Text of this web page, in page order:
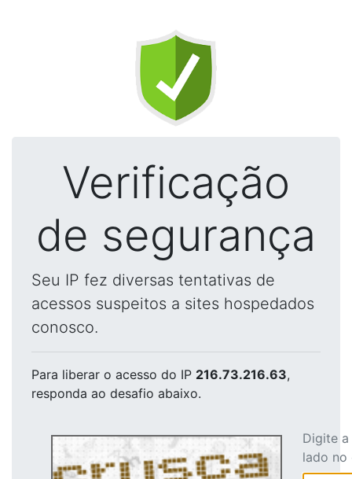
Verificação
de segurança
Seu IP fez diversas tentativas de
acessos suspeitos a sites hospedados
conosco.
Para liberar o acesso do IP 216.73.216.63,
responda ao desafio abaixo.
Digite
lado no